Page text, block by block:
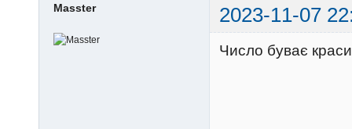
Masster 2023-11-07
Число буває